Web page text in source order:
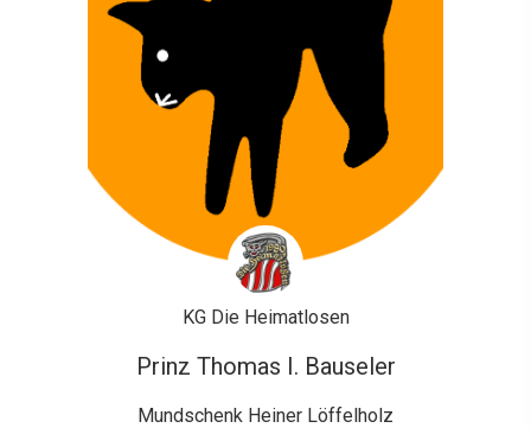
KG Die Heimatlosen
Prinz Thomas I. Bauseler
Mundschenk Heiner Löffelholz